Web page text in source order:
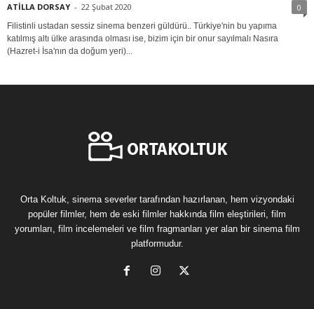
ATİLLA DORSAY - 22 Şubat 2020 0
Filistinli ustadan sessiz sinema benzeri güldürü.. Türkiye'nin bu yapıma
katılmış altı ülke arasında olması ise, bizim için bir onur sayılmalı Nasıra
(Hazret-i İsa'nın da doğum yeri)...
Orta Koltuk, sinema severler tarafından hazırlanan, hem vizyondaki
popüler filmler, hem de eski filmler hakkında film eleştirileri, film
yorumları, film incelemeleri ve film fragmanları yer alan bir sinema film
platformudur.